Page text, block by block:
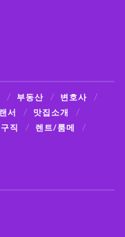
부동산
변호사
서
맛집소개
직
렌트/룸메